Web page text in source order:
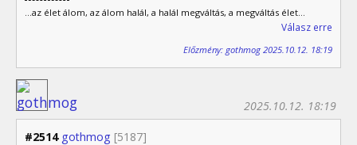
...az élet álom, az álom halál, a halál megváltás, a megváltás élet...
Válasz erre
Előzmény: gothmog 2025.10.12. 18:19
#2514 gothmog [5187]
2025.10.12. 18:19